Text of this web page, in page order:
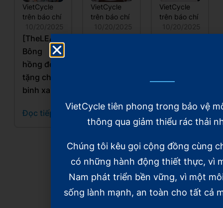
VietCycle
trên báo chí
10/20/2025
[TheLEADER]
Bông
hồng đỏ
tặng chiến
binh xanh
Đọc tiếp
VietCycle
trên báo chí
10/20/2025
hồi sinh
rác thải
nhựa
Đọc tiếp
VietCycle
trên báo chí
10/20/2025
và hành
trình 5
năm hồi
sinh rác
thải nhựa
Đọc tiếp
VietCycle tiên phong trong bảo vệ
thông qua giảm thiểu rác thải
Chúng tôi kêu gọi cộng đồng cùng
có những hành động thiết thực, vì
Nam phát triển bền vững, vì một
sống lành mạnh, an toàn cho tất cả